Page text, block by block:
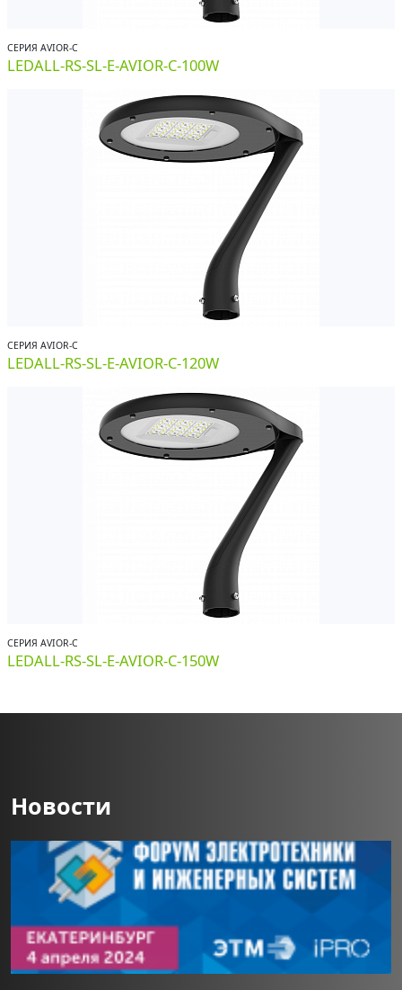
СЕРИЯ AVIOR-С
LEDALL-RS-SL-E-AVIOR-C-100W
СЕРИЯ AVIOR-С
LEDALL-RS-SL-E-AVIOR-C-120W
СЕРИЯ AVIOR-С
LEDALL-RS-SL-E-AVIOR-C-150W
Новости